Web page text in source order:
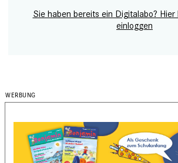
Sie haben bereits ein Digitalabo? Hier
einloggen